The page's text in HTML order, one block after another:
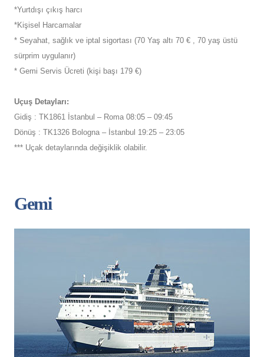
*Yurtdışı çıkış harcı
*Kişisel Harcamalar
* Seyahat, sağlık ve iptal sigortası (70 Yaş altı 70 € , 70 yaş üstü
sürprim uygulanır)
* Gemi Servis Ücreti (kişi başı 179 €)
Uçuş Detayları:
Gidiş : TK1861 İstanbul – Roma 08:05 – 09:45
Dönüş : TK1326 Bologna – İstanbul 19:25 – 23:05
*** Uçak detaylarında değişiklik olabilir.
Gemi